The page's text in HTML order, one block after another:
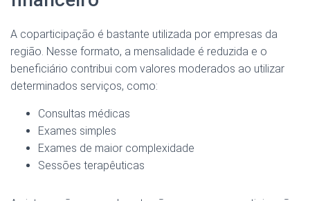
A coparticipação é bastante utilizada por empresas da
região. Nesse formato, a mensalidade é reduzida e o
beneficiário contribui com valores moderados ao utilizar
determinados serviços, como:
Consultas médicas
Exames simples
Exames de maior complexidade
Sessões terapêuticas